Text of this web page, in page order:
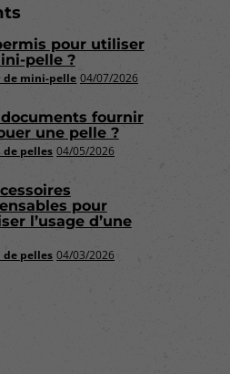
de mini-pelle 04/07/2026
pour utiliser
pelle ?
de pelles 04/05/2026
fournir
une pelle ?
de pelles 04/03/2026
pour
l’usage d’une